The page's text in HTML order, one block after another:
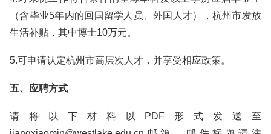
（含毕业5年内的回国留学人员、外国人才），杭州市发放
生活补贴，其中博士10万元。
5.可申请认定杭州市高层次人才，并享受相应政策。
五、应聘方式
请将以下材料以PDF形式发送至